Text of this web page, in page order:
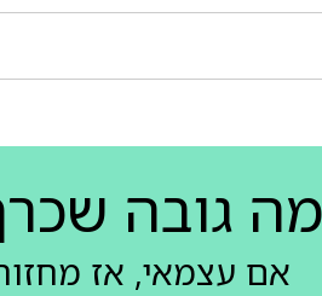
מה גובה
אם עצמאי, אז